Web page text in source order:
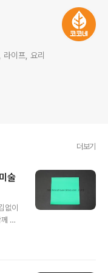
이프, 요리
더보기
술
없이
온
런